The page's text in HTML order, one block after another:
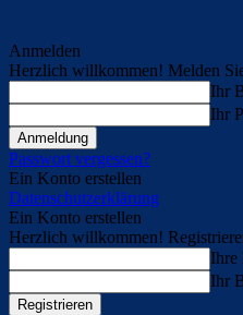
Anmelden
Herzlich willkommen! Melden
Ihr
Ihr
Passwort vergessen?
Ein Konto erstellen
Datenschutzerklärung
Ein Konto erstellen
Herzlich willkommen!
Ihre
Ihr